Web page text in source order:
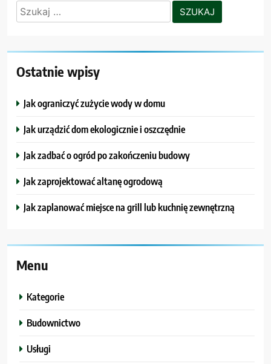
Szukaj:
Ostatnie wpisy
Jak ograniczyć zużycie wody w domu
Jak urządzić dom ekologicznie i oszczędnie
Jak zadbać o ogród po zakończeniu budowy
Jak zaprojektować altanę ogrodową
Jak zaplanować miejsce na grill lub kuchnię zewnętrzną
Menu
Kategorie
Budownictwo
Usługi